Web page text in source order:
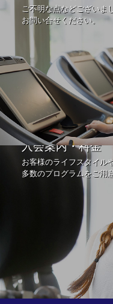
ご不明な点などございま
お問い合せください。
入会案内・料金
お客様のライフスタイル
多数のプログラムをご用